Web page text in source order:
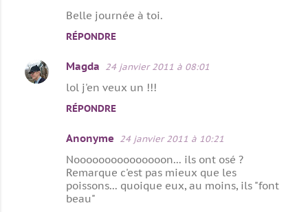
Belle journée à toi.
RÉPONDRE
Magda 24 janvier 2011 à 08:01
lol j'en veux un !!!
RÉPONDRE
Anonyme 24 janvier 2011 à 10:21
Nooooooooooooooon... ils ont osé ?
Remarque c'est pas mieux que les
poissons... quoique eux, au moins, ils "font
beau"